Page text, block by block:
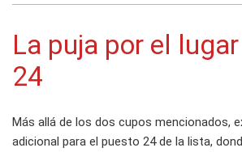
La puja por el
24
Más allá de los dos cupos mencionados,
adicional para el puesto 24 de la lista,